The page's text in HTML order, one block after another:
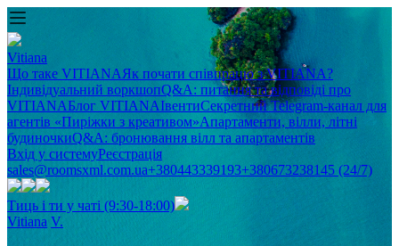
Vitiana
Що таке VITIANAЯк почати співпрацю з VITIANA?
Індивідуальний воркшопQ&A: питання та відповіді про
VITIANAБлог VITIANAІвентиСекретний Telegram-канал для
агентів «Пиріжки з креативом»Апартаменти, вілли, літні
будиночкиQ&A: бронювання вілл та апартаментів
Вхід у системуРеєстрація
sales@roomsxml.com.ua+380443339193+380673238145 (24/7)
Тиць і ти у чаті (9:30-18:00)
Vitiana V.